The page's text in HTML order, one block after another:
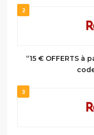
2
“15 € OFFERTS à
3